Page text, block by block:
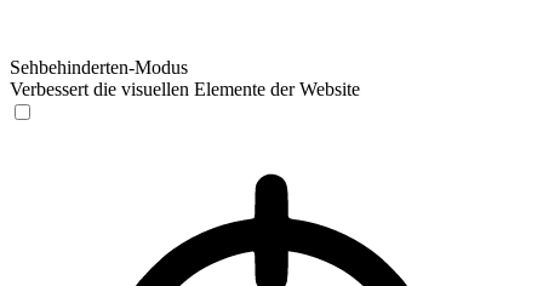
Sehbehinderten-Modus
Verbessert die visuellen Elemente der Website